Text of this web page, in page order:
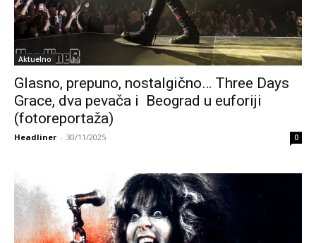
Aktuelno
Glasno, prepuno, nostalgično… Three Days
Grace, dva pevača i Beograd u euforiji
(fotoreportaža)
Headliner - 30/11/2025 0